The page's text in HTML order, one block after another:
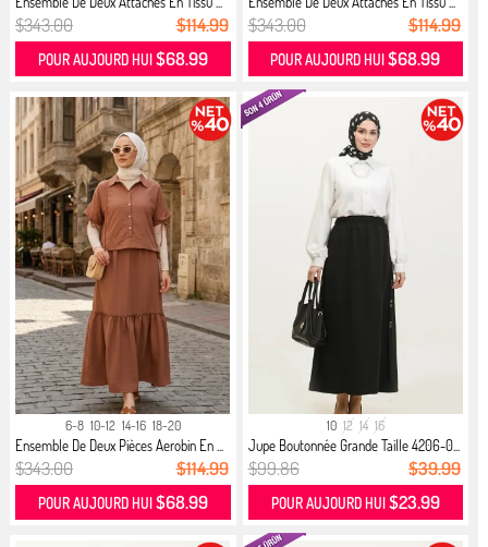
$343.00 $114.99
POUR AUJOURD HUI $68.99
$343.00 $114.99
POUR AUJOURD HUI$68.99
6-8 10-12 14-16 18-20
Ensemble De Deux Pièces Aerobin En ...
$343.00 $114.99
POUR AUJOURD HUI $68.99
10 12 14 16
Jupe Boutonnée Grande Taille 4206-0...
$99.86 $39.99
POUR AUJOURD HUI $23.99